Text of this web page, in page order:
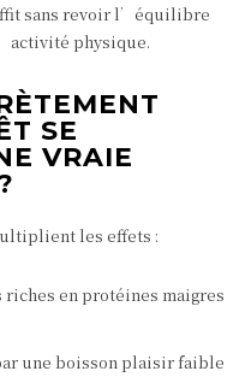
sans revoir l’équilibre
physique.
SE
VRAIE
les effets :
en protéines maigres
une boisson plaisir faible